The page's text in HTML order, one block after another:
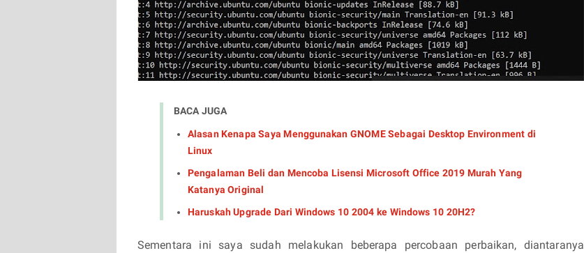
BACA JUGA
Alasan Kenapa Saya Menggunakan GNOME Sebagai Desktop Environment di
Linux
Pengalaman Beli dan Mencoba Lisensi Microsoft Office 2019 Murah Yang
Katanya Original
Haruskah Upgrade Dari Windows 10 2004 ke Windows 10 20H2?
Sementara ini saya sudah melakukan beberapa percobaan perbaikan, diantaranya